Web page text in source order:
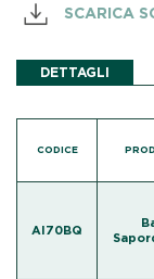
SCARICA
DETTAGLI
CODICE
AI70BQ